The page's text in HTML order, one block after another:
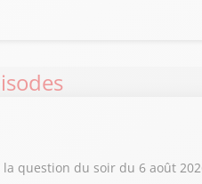
question du soir du 6 août